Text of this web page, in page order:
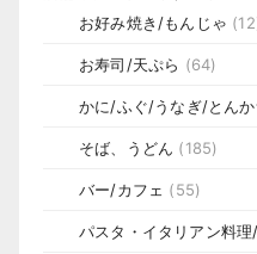
お好み焼き/もんじゃ
お寿司/天ぷら (64)
かに/ふぐ/うなぎ/とん
そば、うどん (185)
バー/カフェ (55)
パスタ・イタリアン料